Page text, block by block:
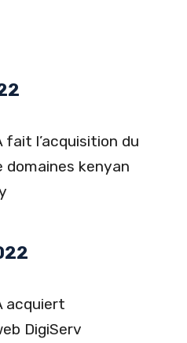
fait l’acquisition du
domaines kenyan
acquiert
DigiServ